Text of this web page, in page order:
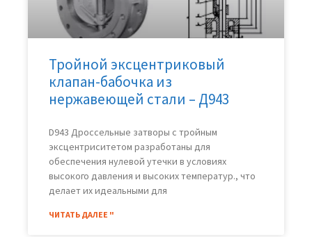
Тройной эксцентриковый
клапан-бабочка из
нержавеющей стали – Д943
D943 Дроссельные затворы с тройным
эксцентриситетом разработаны для
обеспечения нулевой утечки в условиях
высокого давления и высоких температур., что
делает их идеальными для
ЧИТАТЬ ДАЛЕЕ "